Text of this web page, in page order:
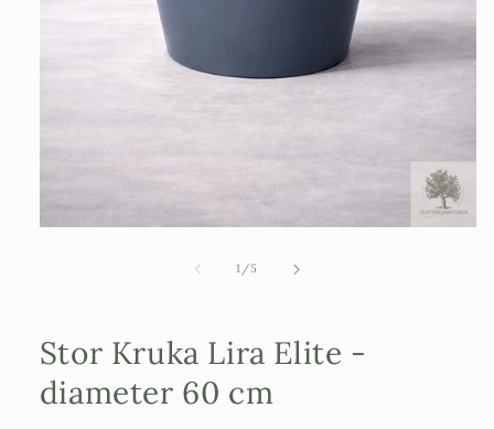
1 /av
5
Stor Kruka Lira Elite -
diameter 60 cm